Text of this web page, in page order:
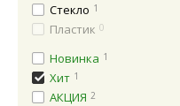
Стекло 1
Пластик 0
Новинка 1
Хит 1
АКЦИЯ 2